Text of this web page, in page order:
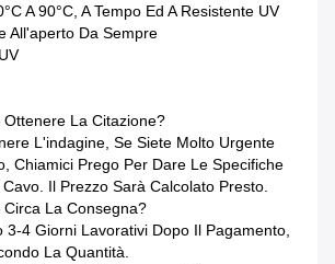
A 90°c, A Tempo Ed A Resistente UV
All'aperto Da Sempre
La Citazione?
L'indagine, Se Siete Molto Urgente
Chiamici Prego Per Dare Le Specifiche
Il Prezzo Sarà Calcolato Presto.
La Consegna?
3-4 Giorni Lavorativi Dopo Il Pagamento,
La Quantità.